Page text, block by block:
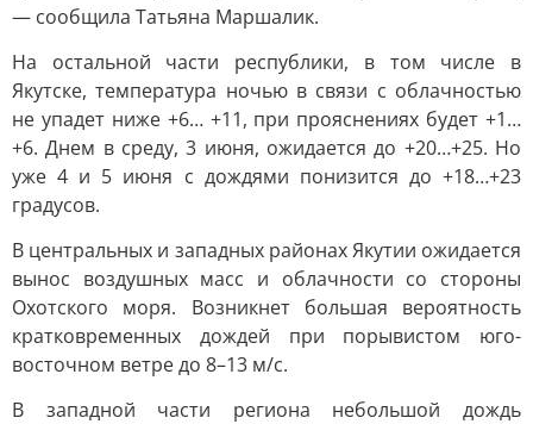
— сообщила Татьяна Маршалик.
На остальной части республики, в том числе в
Якутске, температура ночью в связи с облачностью
не упадет ниже +6… +11, при прояснениях будет +1…
+6. Днем в среду, 3 июня, ожидается до +20…+25. Но
уже 4 и 5 июня с дождями понизится до +18…+23
градусов.
В центральных и западных районах Якутии ожидается
вынос воздушных масс и облачности со стороны
Охотского моря. Возникнет большая вероятность
кратковременных дождей при порывистом юго-
восточном ветре до 8–13 м/с.
В западной части региона небольшой дождь